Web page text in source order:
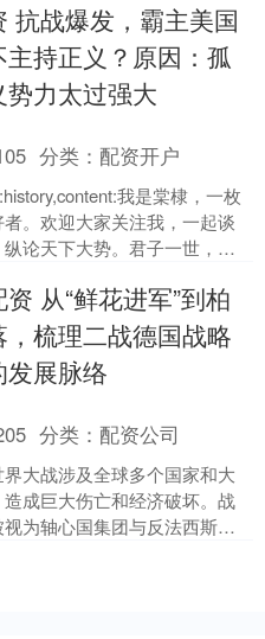
常用....
抗战爆发，霸主美国
主持正义？原因：孤
势力太过强大
分类：配资开户
我是棠棣，一枚
。欢迎大家关注我，一起谈
论天下大势。君子一世，为
从“鲜花进军”到柏
，梳理二战德国战略
发展脉络
分类：配资公司
大战涉及全球多个国家和大
成巨大伤亡和经济破坏。战
为轴心国集团与反法西斯联